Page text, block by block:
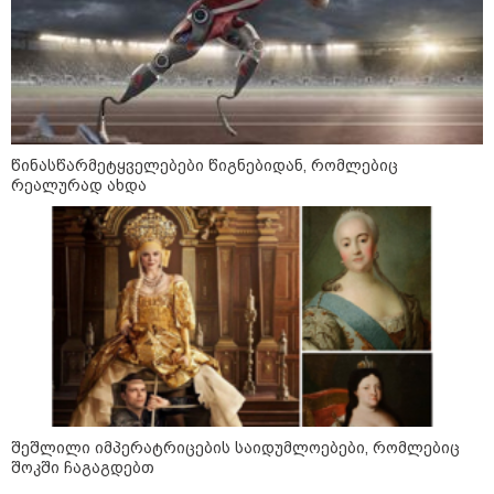
ბერუაშვილსაც
22:20 / 05-08-2026
ადვოკატის ინფორმაციით, გიგა
ავალიანის საქმეზე ნია იმნაძეს
აკავებენ
კატეგორიის ყველა სიახლე
უკრაინის უმაღლესმა
წინასწარმეტყველებები წიგნებიდან, რომლებიც
რეალურად ახდა
შეშლილი იმპერატრიცების საიდუმლოებები, რომლებიც
შოკში ჩაგაგდებთ